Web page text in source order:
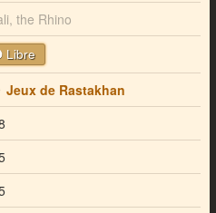
the Rhino
Libre
Jeux de Rastakhan